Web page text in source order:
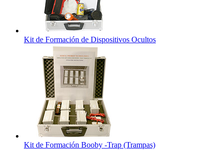
Kit de Formación de Dispositivos Ocultos
Kit de Formación Booby -Trap (Trampas)